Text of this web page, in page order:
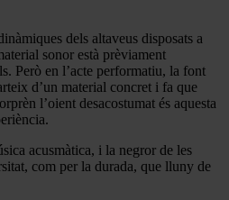
dels altaveus disposats a
sonor està prèviament
Però en l’acte performatiu, la font
d’un material concret i fa que
l’oient desacostumat és aquesta
acusmàtica, i la negror de les
com per la durada, que lluny de